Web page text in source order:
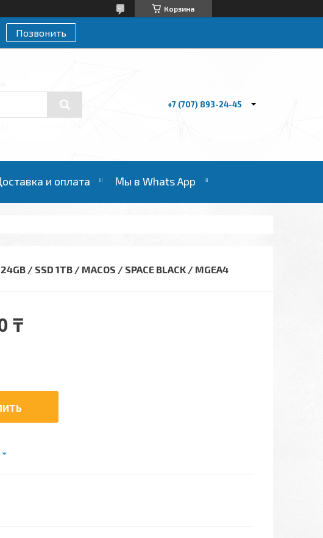
Корзина
Позвонить
+7 (707) 893-24-45
и оплата Мы в Whats App
/ SSD 1TB / MACOS / SPACE BLACK / MGEA4
₸